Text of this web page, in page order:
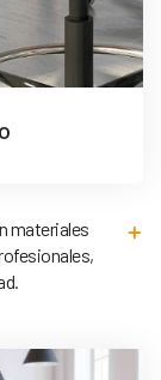
materiales